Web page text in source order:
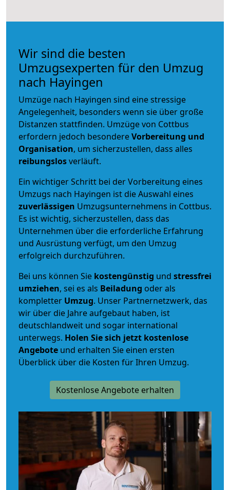
Wir sind die besten
Umzugsexperten für den Umzug
nach Hayingen
Umzüge nach Hayingen sind eine stressige
Angelegenheit, besonders wenn sie über große
Distanzen stattfinden. Umzüge von Cottbus
erfordern jedoch besondereVorbereitung und
Organisation, um sicherzustellen, dass alles
reibungslosverläuft.
Ein wichtiger Schritt bei der Vorbereitung eines
Umzugs nach Hayingen ist die Auswahl eines
zuverlässigen Umzugsunternehmens in Cottbus.
Es ist wichtig, sicherzustellen, dass das
Unternehmen über die erforderliche Erfahrung
und Ausrüstung verfügt, um den Umzug
erfolgreich durchzuführen.
Bei uns können Sie kostengünstig und stressfrei
umziehen, sei es als Beiladung oder als
kompletter Umzug. Unser Partnernetzwerk, das
wir über die Jahre aufgebaut haben, ist
deutschlandweit und sogar international
unterwegs. Holen Sie sich jetzt kostenlose
Angebote und erhalten Sie einen ersten
Überblick über die Kosten für Ihren Umzug.
Kostenlose Angebote erhalten